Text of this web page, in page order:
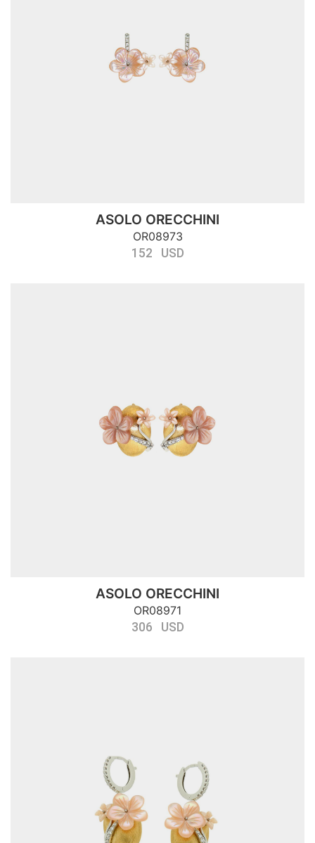
ASOLO ORECCHINI
OR08973
152 USD
ASOLO ORECCHINI
OR08971
306 USD